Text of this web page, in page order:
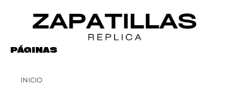
PÁGINAS
INICIO